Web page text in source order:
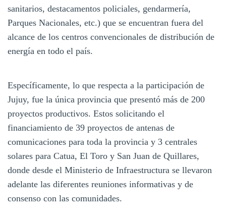
sanitarios, destacamentos policiales, gendarmería,
Parques Nacionales, etc.) que se encuentran fuera del
alcance de los centros convencionales de distribución de
energía en todo el país.
Específicamente, lo que respecta a la participación de
Jujuy, fue la única provincia que presentó más de 200
proyectos productivos. Estos solicitando el
financiamiento de 39 proyectos de antenas de
comunicaciones para toda la provincia y 3 centrales
solares para Catua, El Toro y San Juan de Quillares,
donde desde el Ministerio de Infraestructura se llevaron
adelante las diferentes reuniones informativas y de
consenso con las comunidades.